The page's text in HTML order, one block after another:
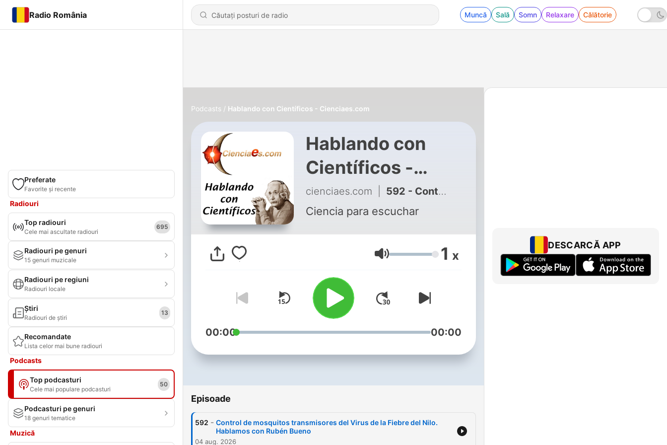
Radio România Muncă Sală Somn Relaxare Călătorie
Preferate
Favorite și recente
Radiouri
Top radiouri
Cele mai ascultate radiouri
695
Radiouri pe genuri
15 genuri muzicale
Radiouri pe regiuni
Radiouri locale
Știri
Radiouri de știri
13
Recomandate
Lista celor mai bune radiouri
Podcasts
Top podcasturi
Cele mai populare podcasturi
50
Podcasturi pe genuri
18 genuri tematice
Muzică
Podcasts Hablando con Científicos - Cienciaes.com
Hablando con
Científicos -
Cienciaes.com
cienciaes.com 592 - Control de mosquitos transmisores del Virus de la Fiebre del Nilo. Hablamos con Rubén Bueno
Ciencia para escuchar
Volum 1 x
00:00 00:00
Episoade
592 - Control de mosquitos transmisores del Virus de la Fiebre del Nilo.
Hablamos con Rubén Bueno
04 aug. 2026
DESCARCĂ APP